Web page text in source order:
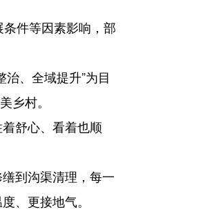
件等因素影响，部
、全域提升”为目
乡村。
舒心、看着也顺
到沟渠清理，每一
、更接地气。